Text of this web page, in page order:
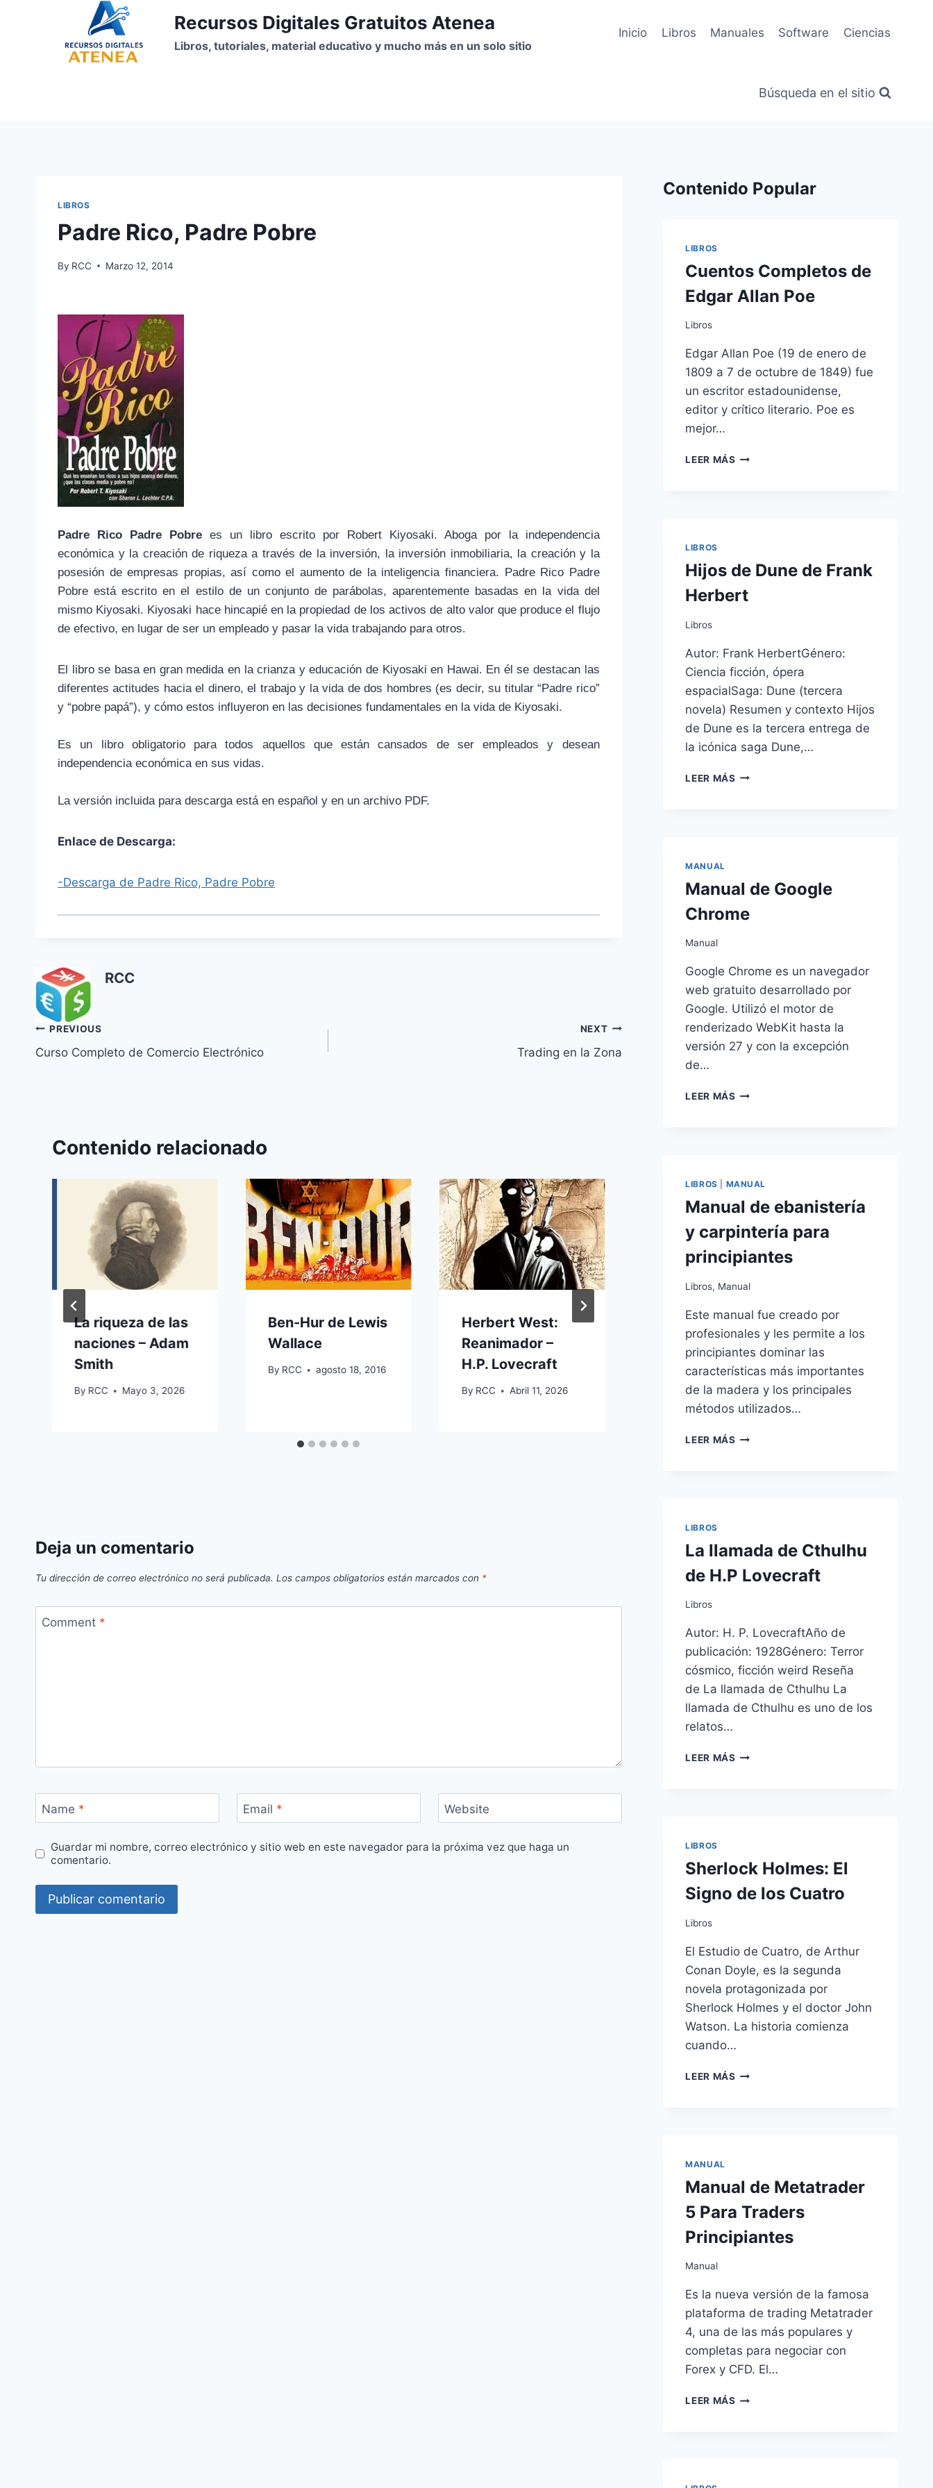
Recursos Digitales Gratuitos Atenea
Libros, tutoriales, material educativo y mucho más en un solo sitio
Inicio Libros Manuales Software Ciencias
Búsqueda en el sitio
LIBROS
Padre Rico, Padre Pobre
By RCC Marzo 12, 2014
Padre Rico Padre Pobrees un libro escrito por Robert Kiyosaki. Aboga por la independencia
económica y la creación de riqueza a través de la inversión, la inversión inmobiliaria, la creación y la
posesión de empresas propias, así como el aumento de la inteligencia financiera. Padre Rico Padre
Pobre está escrito en el estilo de un conjunto de parábolas, aparentemente basadas en la vida del
mismo Kiyosaki. Kiyosaki hace hincapié en la propiedad de los activos de alto valor que produce el flujo
de efectivo, en lugar de ser un empleado y pasar la vida trabajando para otros.
El libro se basa en gran medida en la crianza y educación de Kiyosaki en Hawai. En él se destacan las
diferentes actitudes hacia el dinero, el trabajo y la vida de dos hombres (es decir, su titular “Padre rico”
y “pobre papá”), y cómo estos influyeron en las decisiones fundamentales en la vida de Kiyosaki.
Es un libro obligatorio para todos aquellos que están cansados de ser empleados y desean
independencia económica en sus vidas.
La versión incluida para descarga está en español y en un archivo PDF.
Enlace de Descarga:
-Descarga de Padre Rico, Padre Pobre
RCC
Navegación
de
PREVIOUS
Curso Completo de Comercio Electrónico
NEXT
Trading en la Zona
Contenido relacionado
La riqueza de las
naciones – Adam
Smith
By RCC Mayo 3, 2026
Ben-Hur de Lewis
Wallace
By RCC agosto 18, 2016
Herbert West:
Reanimador –
H.P. Lovecraft
By RCC Abril 11, 2026
Manual de
Análisis Técnico
RCC
octubre 16, 2013
vacaciones
Julio Verne
By
Deja un comentario
Tu dirección de correo electrónico no será publicada. Los campos obligatorios están marcados con *
Comment *
Name * Email * Website
Guardar mi nombre, correo electrónico y sitio web en este navegador para la próxima vez que haga un
comentario.
Contenido Popular
LIBROS
Cuentos Completos de
Edgar Allan Poe
Libros
Edgar Allan Poe (19 de enero de
1809 a 7 de octubre de 1849) fue
un escritor estadounidense,
editor y crítico literario. Poe es
mejor…
LEER MÁS CUENTOS
LIBROS
Hijos de Dune de Frank
Herbert
Libros
Autor: Frank HerbertGénero:
Ciencia ficción, ópera
espacialSaga: Dune (tercera
novela) Resumen y contexto Hijos
de Dune es la tercera entrega de
la icónica saga Dune,…
LEER MÁS HIJOS
MANUAL
Manual de Google
Chrome
Manual
Google Chrome es un navegador
web gratuito desarrollado por
Google. Utilizó el motor de
renderizado WebKit hasta la
versión 27 y con la excepción
de…
LEER MÁS MANUAL
LIBROS MANUAL
Manual de ebanistería
y carpintería para
principiantes
Libros, Manual
Este manual fue creado por
profesionales y les permite a los
principiantes dominar las
características más importantes
de la madera y los principales
métodos utilizados…
LEER MÁS MANUAL
LIBROS
La llamada de Cthulhu
de H.P Lovecraft
Libros
Autor: H. P. LovecraftAño de
publicación: 1928Género: Terror
cósmico, ficción weird Reseña
de La llamada de Cthulhu La
llamada de Cthulhu es uno de los
relatos…
LEER MÁS LA
LIBROS
Sherlock Holmes: El
Signo de los Cuatro
Libros
El Estudio de Cuatro, de Arthur
Conan Doyle, es la segunda
novela protagonizada por
Sherlock Holmes y el doctor John
Watson. La historia comienza
cuando…
LEER MÁS SHERLOCK
MANUAL
Manual de Metatrader
5 Para Traders
Principiantes
Manual
Es la nueva versión de la famosa
plataforma de trading Metatrader
4, una de las más populares y
completas para negociar con
Forex y CFD. El…
LEER MÁS MANUAL